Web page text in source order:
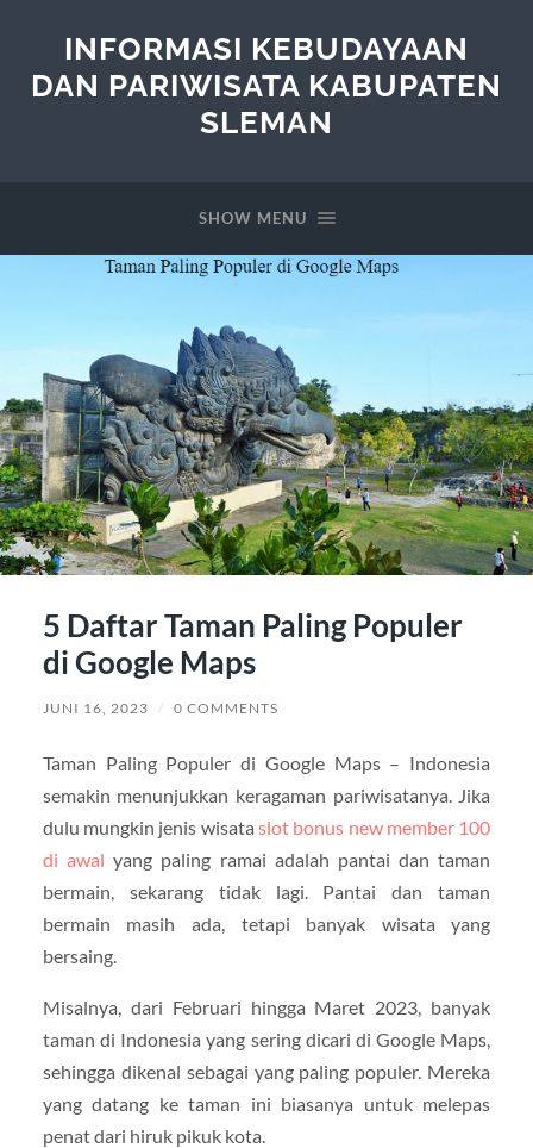
INFORMASI KEBUDAYAAN
DAN PARIWISATA KABUPATEN
SLEMAN
SHOW MENU
5 Daftar Taman Paling Populer
di Google Maps
JUNI 16, 2023 / 0 COMMENTS
Taman Paling Populer di Google Maps – Indonesia
semakin menunjukkan keragaman pariwisatanya. Jika
dulu mungkin jenis wisata slot bonus new member 100
di awal yang paling ramai adalah pantai dan taman
bermain, sekarang tidak lagi. Pantai dan taman
bermain masih ada, tetapi banyak wisata yang
bersaing.
Misalnya, dari Februari hingga Maret 2023, banyak
taman di Indonesia yang sering dicari di Google Maps,
sehingga dikenal sebagai yang paling populer. Mereka
yang datang ke taman ini biasanya untuk melepas
penat dari hiruk pikuk kota.